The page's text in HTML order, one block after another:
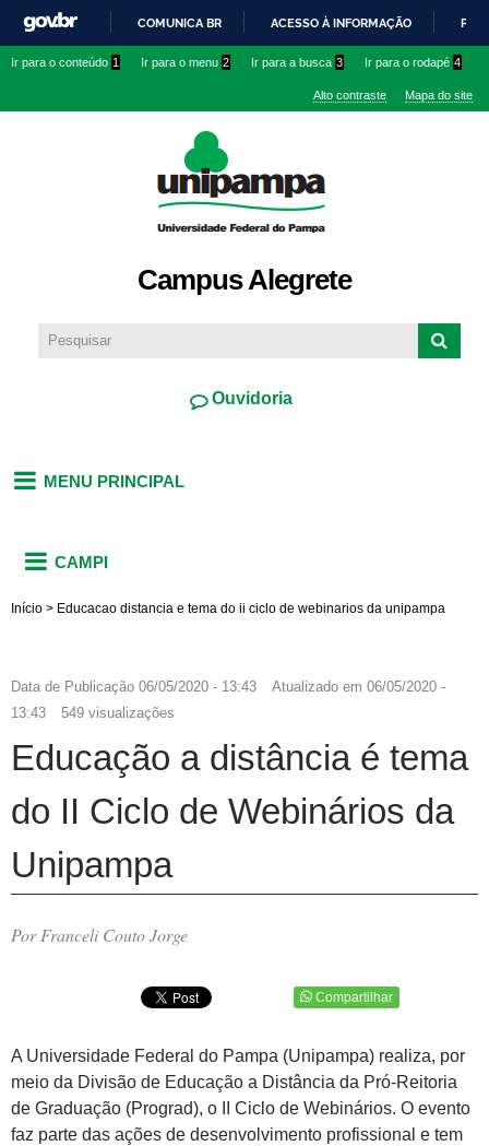
conteúdo
IR
O
COMUNICA BR ACESSO À INFORMAÇÃO
Ir para o conteúdo 1 Ir para o menu 2 Ir para a busca 3 Ir para o rodapé 4
Alto contraste Mapa do site
Campus Alegrete
Ouvidoria
MENU PRINCIPAL
CAMPI
Início > Educacao distancia e tema do ii ciclo de webinarios da unipampa
Data de Publicação 06/05/2020 - 13:43 Atualizado em 06/05/2020 -
13:43
549 visualizações
Educação a distância é tema
do II Ciclo de Webinários da
Unipampa
Por Franceli Couto Jorge
Compartilhar
A Universidade Federal do Pampa (Unipampa) realiza, por
meio da Divisão de Educação a Distância da Pró-Reitoria
de Graduação (Prograd), o II Ciclo de Webinários. O evento
faz parte das ações de desenvolvimento profissional e tem